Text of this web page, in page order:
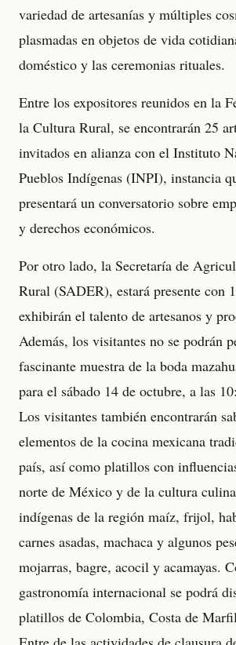
variedad de artesanías y múltiples
plasmadas en objetos de vida
doméstico y las ceremonias rituales.
Entre los expositores reunidos en la
la Cultura Rural, se encontrarán 25
invitados en alianza con el Instituto
Pueblos Indígenas (INPI), instancia
presentará un conversatorio sobre
y derechos económicos.
Por otro lado, la Secretaría de
Rural (SADER), estará presente con
exhibirán el talento de artesanos y
Además, los visitantes no se podrán
fascinante muestra de la boda
para el sábado 14 de octubre, a las
Los visitantes también encontrarán
elementos de la cocina mexicana
país, así como platillos con
norte de México y de la cultura
indígenas de la región maíz, frijol,
carnes asadas, machaca y algunos
mojarras, bagre, acocil y acamayas.
gastronomía internacional se podrá
platillos de Colombia, Costa de